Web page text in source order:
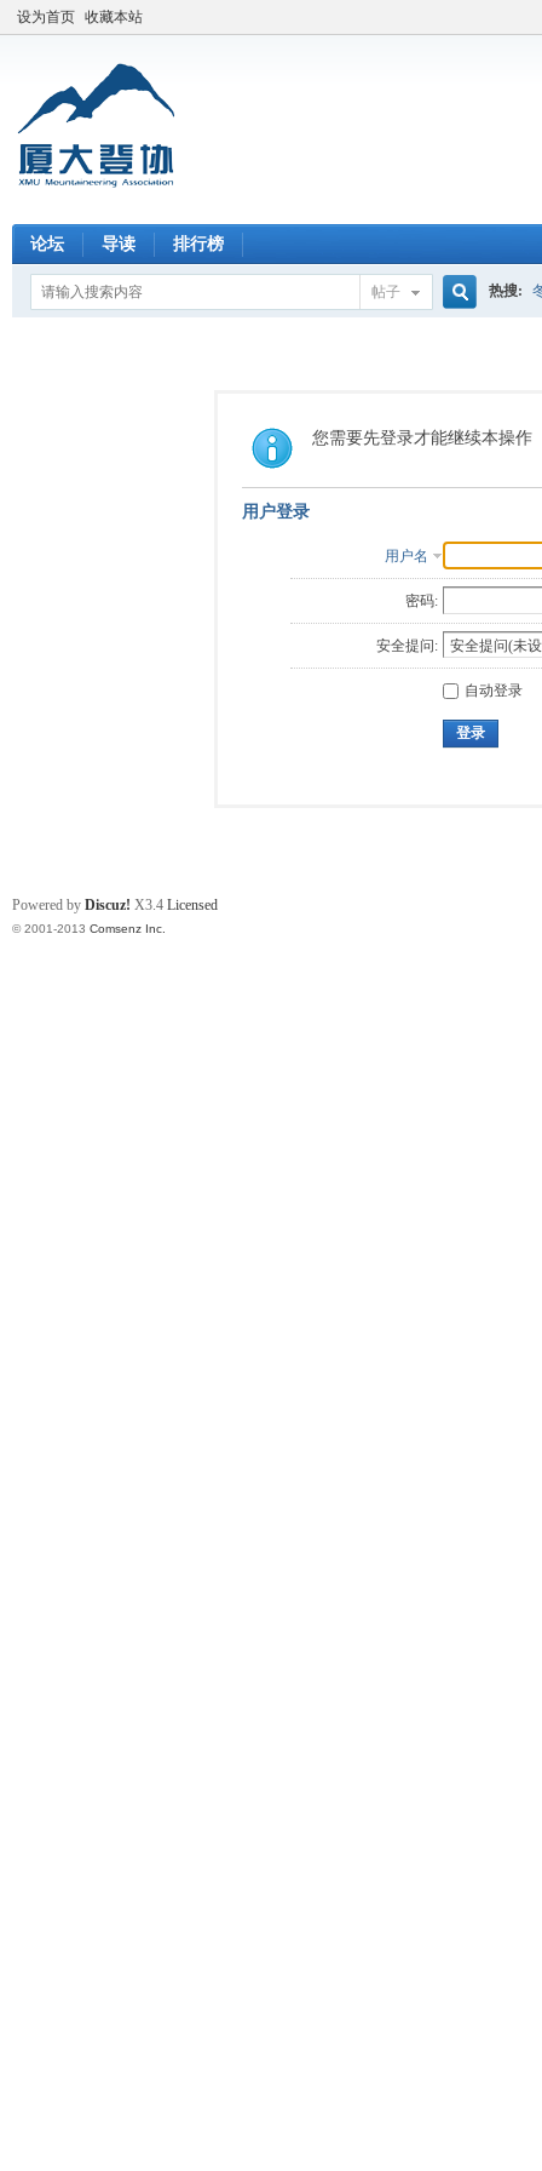
设为首页 收藏本站
论坛 导读 排行榜
帖子
索
热搜:
您需要先登录才能继续本操作
用户登录
用户名
密码:
安全提问:
自动登录
登录
Powered by Discuz! X3.4 Licensed
© 2001-2013 Comsenz Inc.